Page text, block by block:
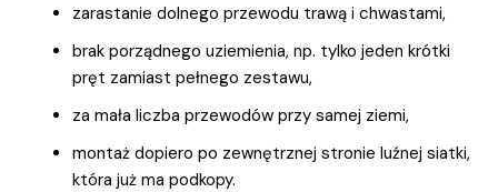
zarastanie dolnego przewodu trawą i chwastami,
brak porządnego uziemienia, np. tylko jeden krótki
pręt zamiast pełnego zestawu,
za mała liczba przewodów przy samej ziemi,
montaż dopiero po zewnętrznej stronie luźnej siatki,
która już ma podkopy.